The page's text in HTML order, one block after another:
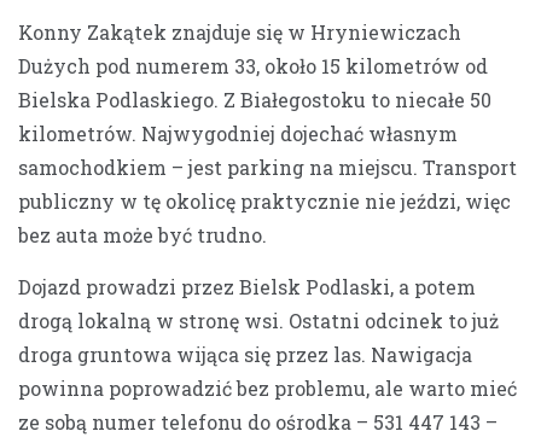
Konny Zakątek znajduje się w Hryniewiczach
Dużych pod numerem 33, około 15 kilometrów od
Bielska Podlaskiego. Z Białegostoku to niecałe 50
kilometrów. Najwygodniej dojechać własnym
samochodkiem – jest parking na miejscu. Transport
publiczny w tę okolicę praktycznie nie jeździ, więc
bez auta może być trudno.
Dojazd prowadzi przez Bielsk Podlaski, a potem
drogą lokalną w stronę wsi. Ostatni odcinek to już
droga gruntowa wijąca się przez las. Nawigacja
powinna poprowadzić bez problemu, ale warto mieć
ze sobą numer telefonu do ośrodka – 531 447 143 –